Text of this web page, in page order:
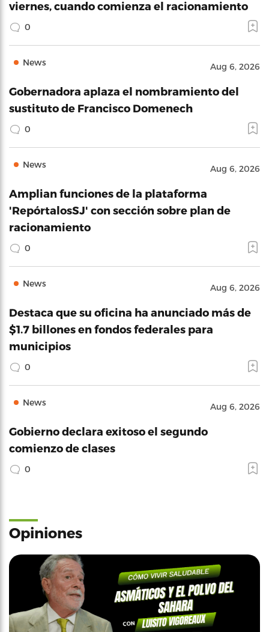
viernes, cuando comienza el racionamiento
0
News Aug 6, 2026
Gobernadora aplaza el nombramiento del
sustituto de Francisco Domenech
0
News Aug 6, 2026
Amplian funciones de la plataforma
'RepórtalosSJ' con sección sobre plan de
racionamiento
0
News Aug 6, 2026
Destaca que su oficina ha anunciado más de
$1.7 billones en fondos federales para
municipios
0
News Aug 6, 2026
Gobierno declara exitoso el segundo
comienzo de clases
0
Opiniones